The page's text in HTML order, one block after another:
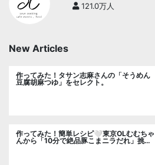
121.0万人
New Articles
作ってみた！タサン志麻さんの「そうめん
豆腐胡麻つゆ」をセレクト。
作ってみた！簡単レシピ🤍東京OLむむちゃ
んから「10分で絶品豚こまニラだれ」挑